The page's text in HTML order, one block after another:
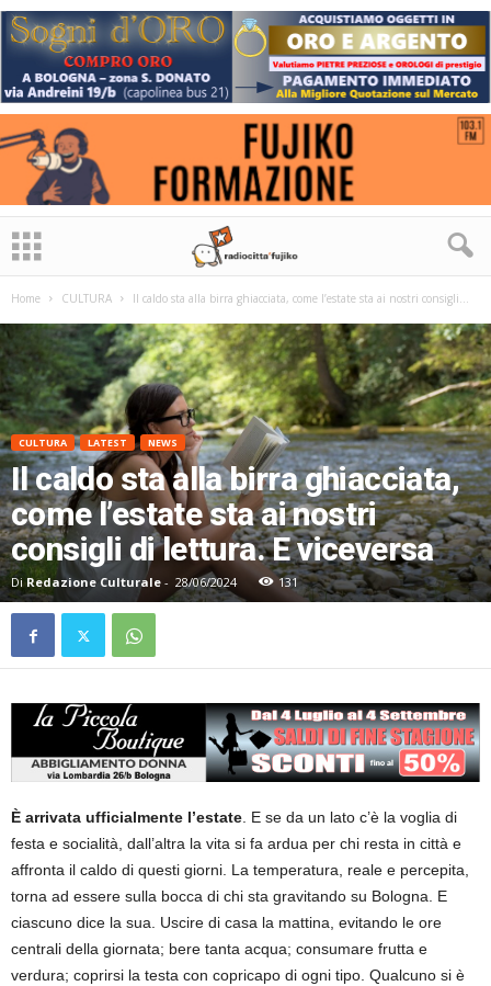
Home CULTURA Il caldo sta alla birra ghiacciata, come l’estate sta ai nostri consigli...
CULTURA LATEST NEWS
Il caldo sta alla birra ghiacciata,
come l’estate sta ai nostri
consigli di lettura. E viceversa
Di Redazione Culturale - 28/06/2024 131
È arrivata ufficialmente l’estate. E se da un lato c’è la voglia di
festa e socialità, dall’altra la vita si fa ardua per chi resta in città e
affronta il caldo di questi giorni. La temperatura, reale e percepita,
torna ad essere sulla bocca di chi sta gravitando su Bologna. E
ciascuno dice la sua. Uscire di casa la mattina, evitando le ore
centrali della giornata; bere tanta acqua; consumare frutta e
verdura; coprirsi la testa con copricapo di ogni tipo. Qualcuno si è